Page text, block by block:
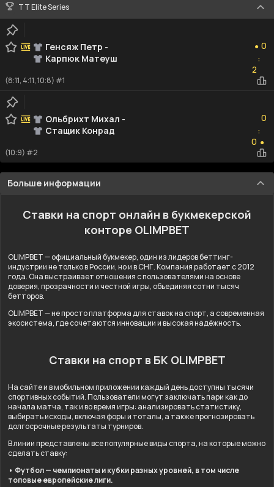
TT Elite Series
Генсяж Петр -
Карпюк Матеуш
● 0
:
2
(8:11, 4:11, 10:8) #1
Ольбрихт Михал -
Стащик Конрад
0
:
0 ●
(10:9) #2
Больше информации
Ставки на спорт онлайн в букмекерской
конторе OLIMPBET
OLIMPBET — официальный букмекер, один из лидеров беттинг-
индустрии не только в России, но и в СНГ. Компания работает с 2012
года. Она выстраивает отношения с пользователями на основе
доверия, прозрачности и честной игры, объединяя сотни тысяч
бетторов.
OLIMPBET — не просто платформа для ставок на спорт, а современная
экосистема, где сочетаются инновации и высокая надёжность.
Ставки на спорт в БК OLIMPBET
На сайте и в мобильном приложении каждый день доступны тысячи
спортивных событий. Пользователи могут заключать пари как до
начала матча, так и во время игры: анализировать статистику,
выбирать исходы, включая форы и тоталы, а также прогнозировать
долгосрочные результаты турниров.
В линии представлены все популярные виды спорта, на которые можно
сделать ставку:
• Футбол — чемпионаты и кубки разных уровней, в том числе
топовые европейские лиги.